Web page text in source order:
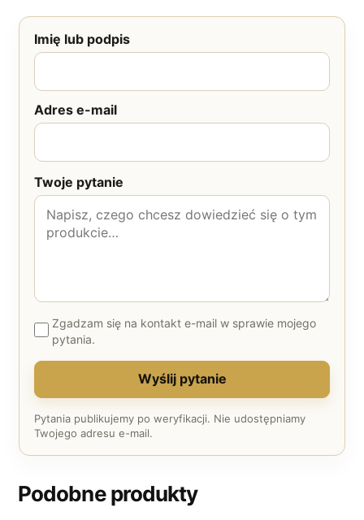
Imię lub podpis
Adres e-mail
Twoje pytanie
Zgadzam się na kontakt e-mail w sprawie mojego
pytania.
Wyślij pytanie
Pytania publikujemy po weryfikacji. Nie udostępniamy
Twojego adresu e-mail.
Podobne produkty